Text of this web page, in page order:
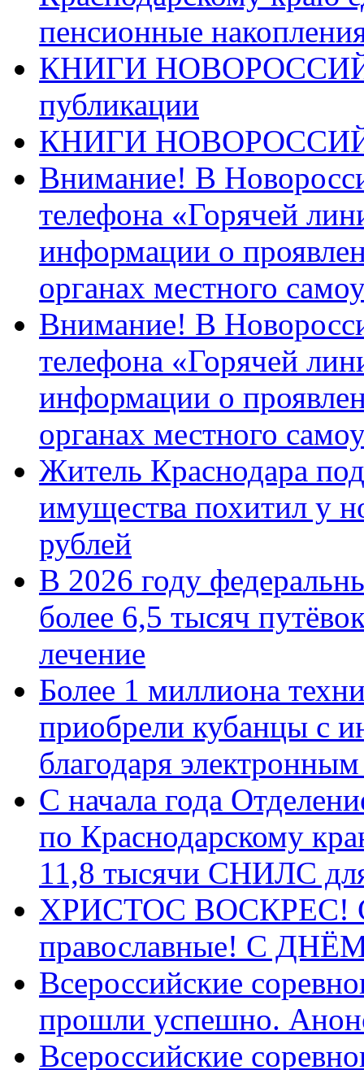
пенсионные
КНИГИ
публикации
КНИГИ
Внимание! В
телефона «Горячей
информации о
органах местного
Внимание! В
телефона «Горячей
информации о
органах местного
Житель Краснодара
имущества похитил у
рублей
В 2026 году
более 6,5 тысяч
лечение
Более 1 миллиона
приобрели кубанцы с
благодаря
С начала года
по Краснодарскому
11,8 тысячи СНИЛС
ХРИСТОС ВОСКРЕС! С
православные! C
Всероссийские
прошли успешно.
Всероссийские